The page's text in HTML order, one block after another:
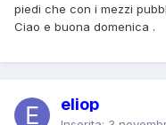
piedi che con i mezzi
Ciao e buona domenica .
eliop